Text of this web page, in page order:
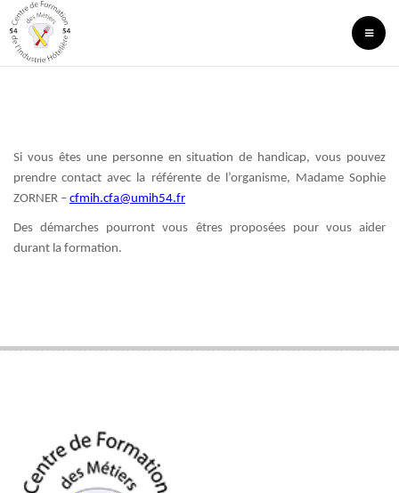
Aller
au
contenu
principal
Si vous êtes une personne en situation de handicap, vous pouvez
prendre contact avec la référente de l’organisme, Madame Sophie
ZORNER – cfmih.cfa@umih54.fr
Des démarches pourront vous êtres proposées pour vous aider
durant la formation.